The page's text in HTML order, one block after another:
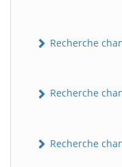
Recherche
Recherche
Recherche